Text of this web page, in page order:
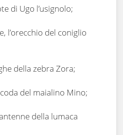
di Ugo l’usignolo;
l’orecchio del coniglio
della zebra Zora;
del maialino Mino;
della lumaca